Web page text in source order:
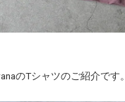
のTシャツのご紹介です。